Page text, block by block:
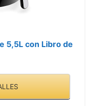
5,5L con Libro de